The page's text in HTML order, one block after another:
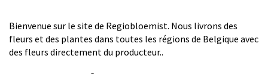
Bienvenue sur le site de Regiobloemist. Nous livrons des
fleurs et des plantes dans toutes les régions de Belgique avec
des fleurs directement du producteur..